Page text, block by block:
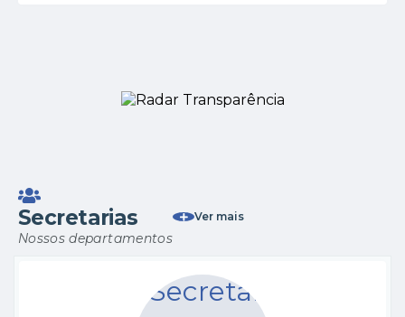
Secretarias
Nossos departamentos
Ver mais